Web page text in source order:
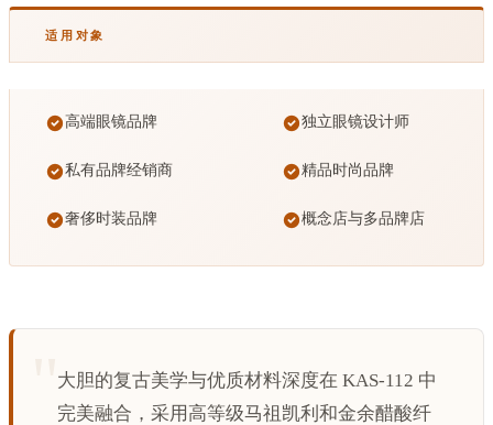
适用对象
高端眼镜品牌 独立眼镜设计师
私有品牌经销商 精品时尚品牌
奢侈时装品牌 概念店与多品牌店
大胆的复古美学与优质材料深度在 KAS-112 中
完美融合，采用高等级马祖凯利和金余醋酸纤